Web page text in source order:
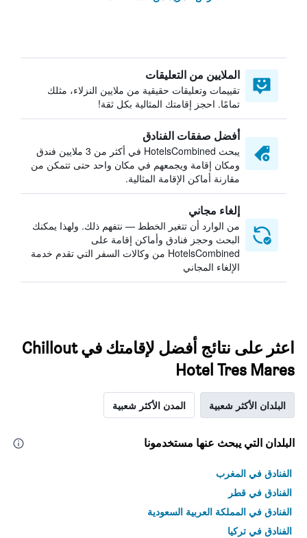
الملايين من التعليقات
تقييمات وتعليقات حقيقية من ملايين النزلاء، مثلك
تمامًا. احجز إقامتك المثالية بكل ثقة!
أفضل صفقات الفنادق
يبحث HotelsCombined في أكثر من 3 ملايين فندق
ومكان إقامة ويجمعهم في مكان واحد حتى تتمكن من
مقارنة أماكن الإقامة المثالية.
إلغاء مجاني
من الوارد أن تتغير الخطط — نتفهم ذلك. ولهذا يمكنك
البحث وحجز فنادق وأماكن إقامة على
HotelsCombined من وكالات السفر التي تقدم خدمة
الإلغاء المجاني
اعثر على نتائج أفضل لإقامتك في Chillout
Hotel Tres Mares
البلدان الأكثر شعبية المدن الأكثر شعبية
البلدان التي يبحث عنها مستخدمونا
الفنادق في المغرب
الفنادق في قطر
الفنادق في المملكة العربية السعودية
الفنادق في تركيا